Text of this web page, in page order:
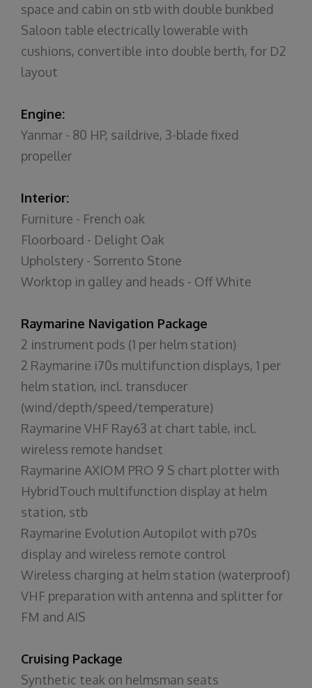
space and cabin on stb with double bunkbed
Saloon table electrically lowerable with
cushions, convertible into double berth, for D2
layout
Engine:
Yanmar - 80 HP, saildrive, 3-blade fixed
propeller
Interior:
Furniture - French oak
Floorboard - Delight Oak
Upholstery - Sorrento Stone
Worktop in galley and heads - Off White
Raymarine Navigation Package
2 instrument pods (1 per helm station)
2 Raymarine i70s multifunction displays, 1 per
helm station, incl. transducer
(wind/depth/speed/temperature)
Raymarine VHF Ray63 at chart table, incl.
wireless remote handset
Raymarine AXIOM PRO 9 S chart plotter with
HybridTouch multifunction display at helm
station, stb
Raymarine Evolution Autopilot with p70s
display and wireless remote control
Wireless charging at helm station (waterproof)
VHF preparation with antenna and splitter for
FM and AIS
Cruising Package
Synthetic teak on helmsman seats